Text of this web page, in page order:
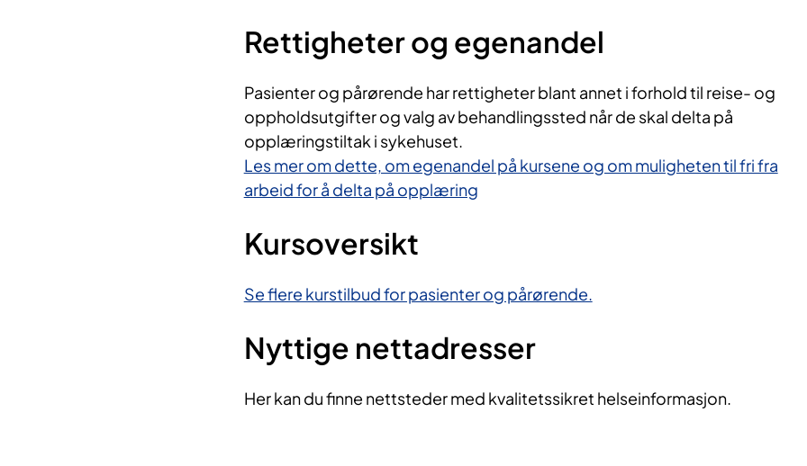
Rettigheter og egenandel
Pasienter og pårørende har rettigheter blant annet i forhold til reise- og
oppholdsutgifter og valg av behandlingssted når de skal delta på
opplæringstiltak i sykehuset.
Les mer om dette, om egenandel på kursene og om muligheten til fri fra
arbeid for å delta på opplæring
Kursoversikt
Se flere kurstilbud for pasienter og pårørende.
Nyttige nettadresser
Her kan du finne nettsteder med kvalitetssikret helseinformasjon.